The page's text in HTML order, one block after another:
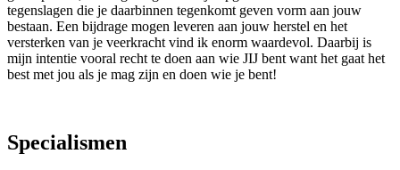
tegenslagen die je daarbinnen tegenkomt geven vorm aan jouw
bestaan. Een bijdrage mogen leveren aan jouw herstel en het
versterken van je veerkracht vind ik enorm waardevol. Daarbij is
mijn intentie vooral recht te doen aan wie JIJ bent want het gaat het
best met jou als je mag zijn en doen wie je bent!
Specialismen